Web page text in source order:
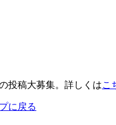
投稿大募集。詳しくはこ
に戻る